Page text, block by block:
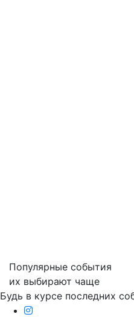
Популярные события
их выбирают чаще
Будь в курсе последних